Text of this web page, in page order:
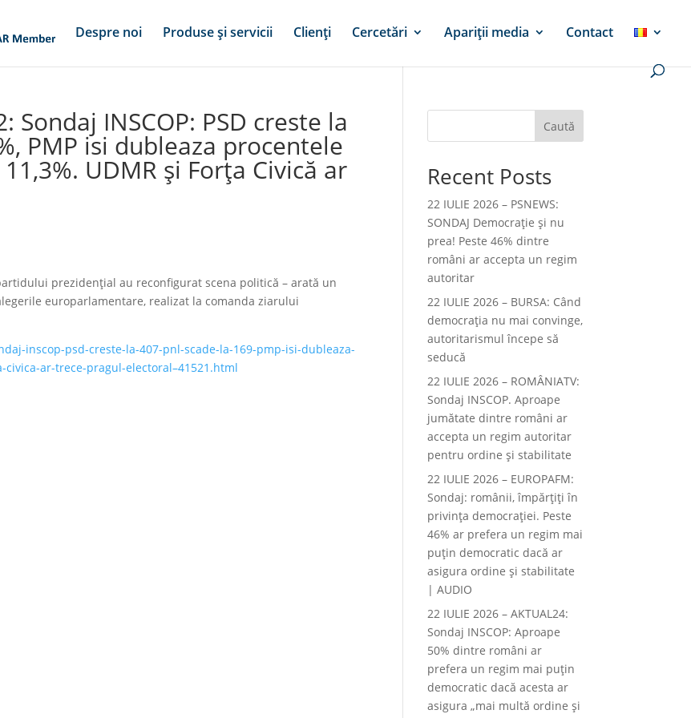
Despre noi Produse și servicii Clienți Cercetări Apariții media Contact
Sondaj INSCOP: PSD creste la
PMP isi dubleaza procentele
UDMR şi Forţa Civică ar
prezidenţial au reconfigurat scena politică – arată un
europarlamentare, realizat la comanda ziarului
inscop-psd-creste-la-407-pnl-scade-la-169-pmp-isi-dubleaza-
ar-trece-pragul-electoral–41521.html
Caută
Recent Posts
22 IULIE 2026 – PSNEWS:
SONDAJ Democrație și nu
prea! Peste 46% dintre
români ar accepta un regim
autoritar
22 IULIE 2026 – BURSA: Când
democraţia nu mai convinge,
autoritarismul începe să
seducă
22 IULIE 2026 – ROMÂNIATV:
Sondaj INSCOP. Aproape
jumătate dintre români ar
accepta un regim autoritar
pentru ordine și stabilitate
22 IULIE 2026 – EUROPAFM:
Sondaj: românii, împărțiți în
privința democrației. Peste
46% ar prefera un regim mai
puțin democratic dacă ar
asigura ordine și stabilitate
| AUDIO
22 IULIE 2026 – AKTUAL24:
Sondaj INSCOP: Aproape
50% dintre români ar
prefera un regim mai puțin
democratic dacă acesta ar
asigura „mai multă ordine și